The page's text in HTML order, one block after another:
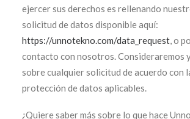
ejercer sus derechos es rellenando
solicitud de datos disponible aquí:
https://unnotekno.com/data_request, o
contacto con nosotros. Consideraremos
sobre cualquier solicitud de acuerdo con
protección de datos aplicables.
¿Quiere saber más sobre lo que hace